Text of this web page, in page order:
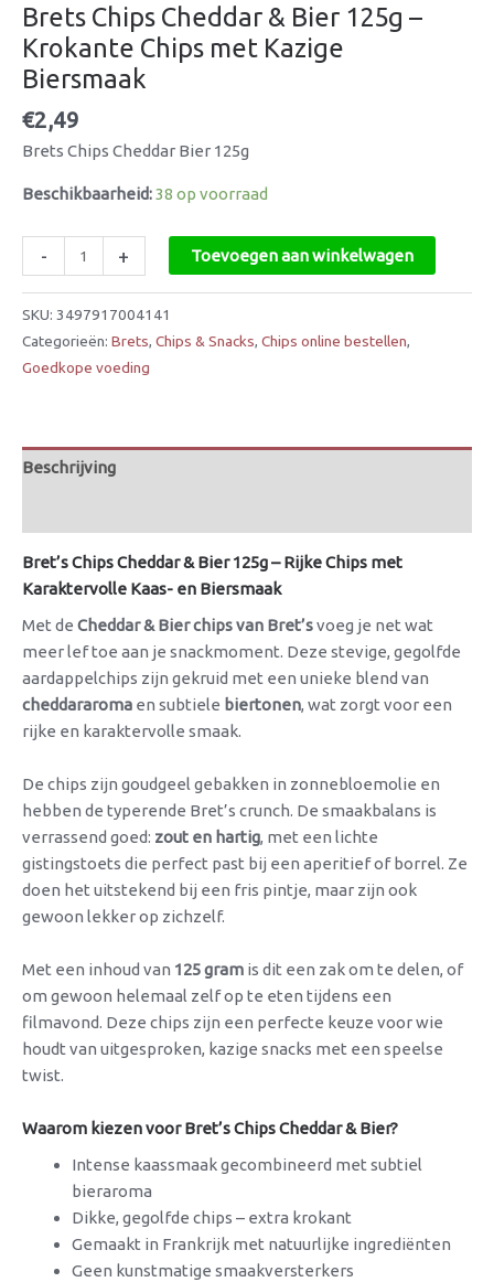
Brets Chips Cheddar & Bier 125g –
Krokante Chips met Kazige
Biersmaak
€2,49
Brets Chips Cheddar Bier 125g
Beschikbaarheid:38 op voorraad
- + Toevoegen aan winkelwagen
SKU: 3497917004141
Categorieën: Brets, Chips & Snacks, Chips online bestellen,
Goedkope voeding
Beschrijving
Bret’s Chips Cheddar & Bier 125g – Rijke Chips met
Karaktervolle Kaas- en Biersmaak
Met de Cheddar & Bier chips van Bret’svoeg je net wat
meer lef toe aan je snackmoment. Deze stevige, gegolfde
aardappelchips zijn gekruid met een unieke blend van
cheddararoma en subtiele biertonen, wat zorgt voor een
rijke en karaktervolle smaak.
De chips zijn goudgeel gebakken in zonnebloemolie en
hebben de typerende Bret’s crunch. De smaakbalans is
verrassend goed: zout en hartig, met een lichte
gistingstoets die perfect past bij een aperitief of borrel. Ze
doen het uitstekend bij een fris pintje, maar zijn ook
gewoon lekker op zichzelf.
Met een inhoud van 125 gram is dit een zak om te delen, of
om gewoon helemaal zelf op te eten tijdens een
filmavond. Deze chips zijn een perfecte keuze voor wie
houdt van uitgesproken, kazige snacks met een speelse
twist.
Waarom kiezen voor Bret’s Chips Cheddar & Bier?
Intense kaassmaak gecombineerd met subtiel
bieraroma
Dikke, gegolfde chips – extra krokant
Gemaakt in Frankrijk met natuurlijke ingrediënten
Geen kunstmatige smaakversterkers